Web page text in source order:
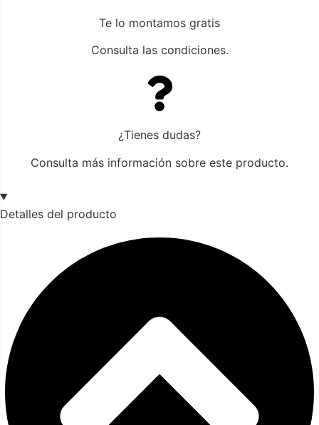
Te lo montamos gratis
Consulta las condiciones.
¿Tienes dudas?
Consulta más información sobre este producto.
Detalles del producto